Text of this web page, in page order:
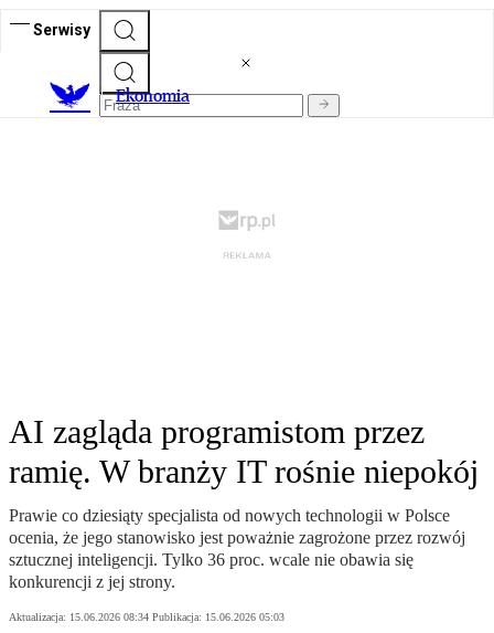
Serwisy
Ekonomia
AI zagląda programistom przez
ramię. W branży IT rośnie niepokój
Prawie co dziesiąty specjalista od nowych technologii w Polsce
ocenia, że jego stanowisko jest poważnie zagrożone przez rozwój
sztucznej inteligencji. Tylko 36 proc. wcale nie obawia się
konkurencji z jej strony.
Aktualizacja: 15.06.2026 08:34 Publikacja: 15.06.2026 05:03